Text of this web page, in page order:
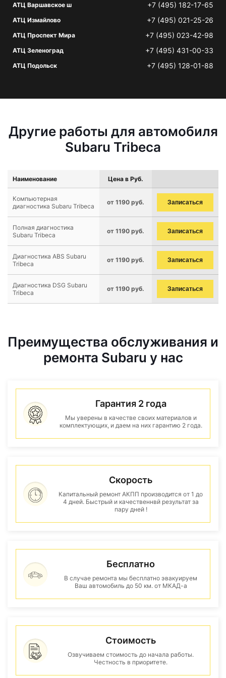
АТЦ Варшавское ш +7 (495) 182-17-65
АТЦ Измайлово +7 (495) 021-25-26
АТЦ Проспект Мира +7 (495) 023-42-98
АТЦ Зеленоград +7 (495) 431-00-33
АТЦ Подольск +7 (495) 128-01-88
Другие работы для автомобиля
Subaru Tribeca
Наименование Цена в Руб.
Компьютерная
диагностика Subaru Tribeca
от 1190 руб. Записаться
Полная диагностика
Subaru Tribeca
от 1190 руб. Записаться
Диагностика ABS Subaru
Tribeca
от 1190 руб. Записаться
Диагностика DSG Subaru
Tribeca
от 1190 руб. Записаться
Преимущества обслуживания и
ремонта Subaru у нас
Гарантия 2 года
Мы уверены в качестве своих материалов и
комплектующих, и даем на них гарантию 2 года.
Скорость
Капитальный ремонт АКПП производится от 1 до
4 дней. Быстрый и качественнвй результат за
пару дней !
Бесплатно
В случае ремонта мы бесплатно эвакуируем
Ваш автомобиль до 50 км. от МКАД-а
Стоимость
Озвучиваем стоимость до начала работы.
Честность в приоритете.